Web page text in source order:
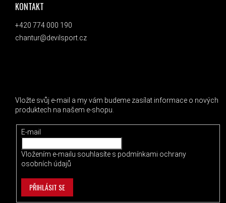
KONTAKT
+420 774 000 190
chantur@devilsport.cz
Vložte svůj e-mail a my vám budeme zasílat informace o nových
produktech na našem e-shopu.
E-mail
Vložením e-mailu souhlasíte s podmínkami ochrany
osobních údajů
PŘIHLÁSIT SE